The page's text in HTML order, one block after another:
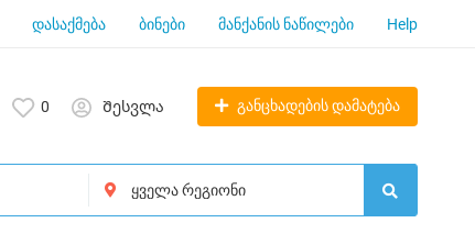
დასაქმება ბინები მანქანის ნაწილები Help
0 Შესვლა განცხადების დამატება